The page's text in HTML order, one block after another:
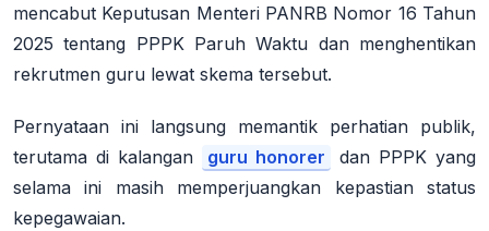
mencabut Keputusan Menteri PANRB Nomor 16 Tahun
2025 tentang PPPK Paruh Waktu dan menghentikan
rekrutmen guru lewat skema tersebut.
Pernyataan ini langsung memantik perhatian publik,
terutama di kalangan
guru honorer
dan PPPK yang
selama ini masih memperjuangkan kepastian status
kepegawaian.